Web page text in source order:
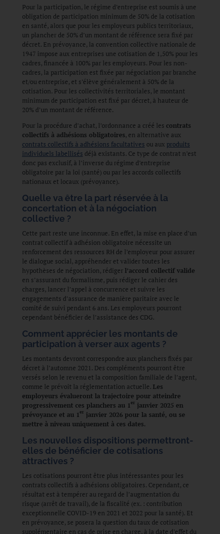
Pour la participation, le régime d’entreprise est soumis à une
obligation de participation minimum de 50% de la cotisation
en santé, alors que pour les employeurs publics territoriaux,
un plancher de 50% d’un montant de référence sera fixé par
décret. En prévoyance, la convention collective nationale de
1947 impose aux entreprises une cotisation de 1,50% pour les
cadres, financée à 100% par les employeurs. Pour les non-
cadres, la participation est fixée par négociation par branche
et/ou entreprise, et s’élève généralement à 50% de la
cotisation. Pour les collectivités territoriales, le montant
minimum de participation est fixé par décret, à hauteur de
20% d’un montant de référence.
Pour la procédure d’achat, l’ordonnance a créé les contrats
collectifs à adhésions obligatoires, en alternative aux
contrats collectifs à adhésions facultatives ou aux produits
individuels labellisés déjà existants. Ce type de contrat n’est
donc pas exclusif, à l’inverse du régime d’entreprise
obligatoire par la loi (santé) ou par les accords collectifs
nationaux et locaux (prévoyance).
Quelle va être la part réservée à la
concertation et à la négociation
collective ?
Cette part reste une inconnue. En effet, la mise en place d’un
contrat collectif à adhésion obligatoire nécessite un
renforcement des ressources RH de l’employeur pour assurer
le dialogue social, appréhender et valider toutes les
hypothèses de négociation, rédigerl’accord collectif valide
en s’assurant du formalisme, puis rédiger le cahier des
charges, lancer l’appel à concurrence et suivre les
engagements d’assurance de manière paritaire avec le
comité de suivi pendant 6 ans. Les employeurs pourront
cependant bénéficier de l’assistance des CDG.
Comment apprécier les montants de
participation à verser aux agents ?
Les montants devront correspondre aux planchers fixés par
décret à l’automne 2021. Des compléments pourront être
versés selon le revenu et la composition familiale de l’agent,
comme le prévoit la réglementation actuelle. Les
employeurs évalueront la trajectoire pour atteindre
progressivement ces planchers au 1erjanvier 2025 en
prévoyance et au 1erjanvier 2026 pour la santé, ou se
mettre à niveau uniquement à ces dates.
Les nouvelles dispositions permettront-
elles de bénéficier de cotisations
attractives ?
Les cotisations pourront être plus intéressantes pour les
contrats collectifs à adhésions obligatoires. Cependant, ce
résultat est à tempérer au regard de l’augmentation du
risque (arrêt de travail), de la fiscalité (ex. : contribution
exceptionnelle COVID-19 en 2021 et 2022 pour la santé). Et
en prévoyance, se posera la question du taux de cotisation
supplémentaire en cas de prise en charge, à la date d’effet du